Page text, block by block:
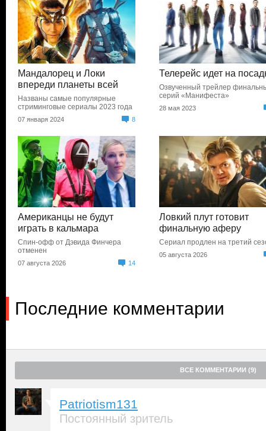
Мандалорец и Локи
впереди планеты всей
Названы самые популярные
стриминговые сериалы 2023 года
07 января 2024 8
Телерейс идет на
Озвученный трейлер
серий «Манифеста»
28 мая 2023
Американцы не будут
играть в кальмара
Спин-офф от Дэвида Финчера
отменен
07 августа 2026 14
Ловкий плут готовит
финальную аферу
Сериал продлен на третий
05 августа 2026
Последние комментарии
ВСЕ КОММЕНТАРИИ (9)
Patriotism131
Постоянный зритель